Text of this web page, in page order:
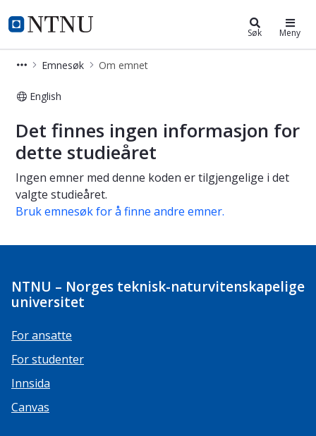
NTNU Hjemmeside
Studier Søk Meny
Emnesøk Om emnet
English
Om emnet
Det finnes ingen informasjon for
dette studieåret
Ingen emner med denne koden er tilgjengelige i det
valgte studieåret.
Bruk emnesøk for å finne andre emner.
NTNU – Norges teknisk-naturvitenskapelige
universitet
For ansatte
For studenter
Innsida
Canvas